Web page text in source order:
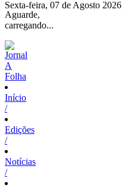
Aguarde,
carregando...
Sexta-feira, 07 de Agosto 2026
Início
/
Edições
/
Notícias
/